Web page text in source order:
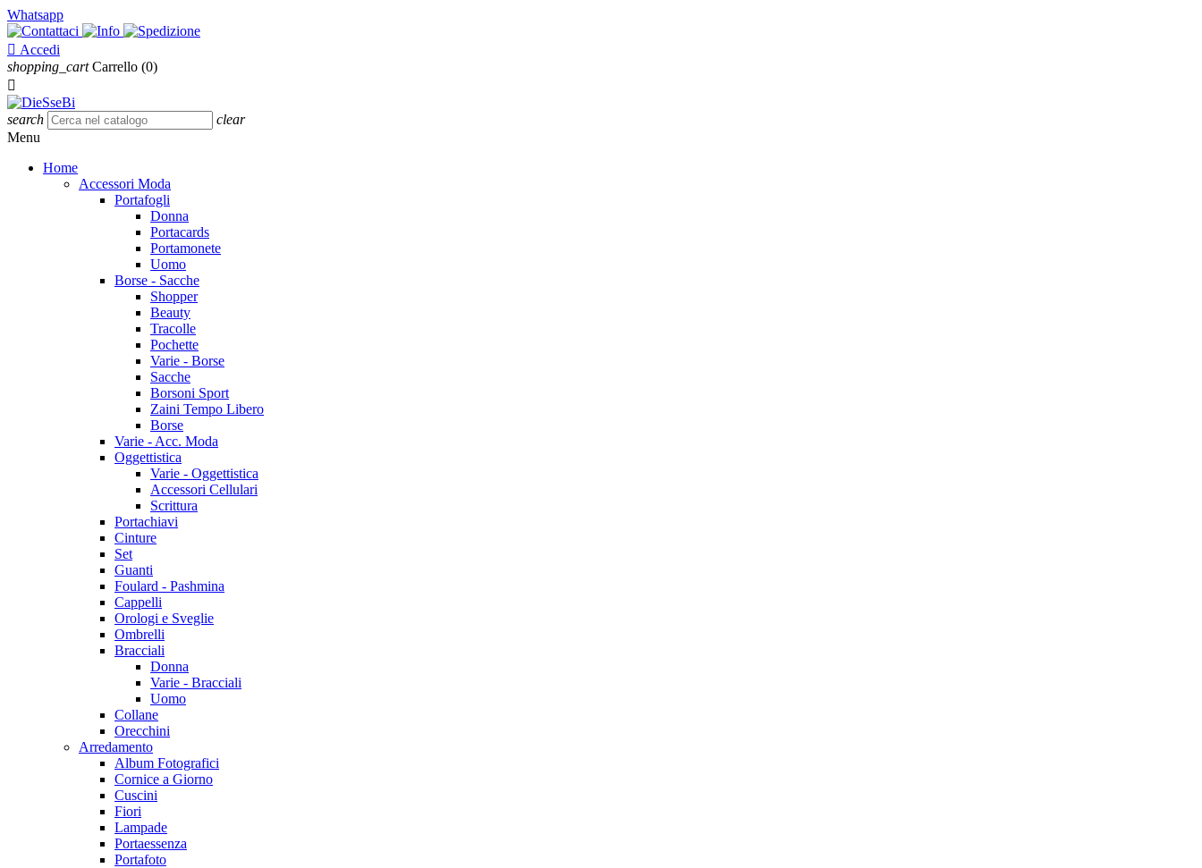
Whatsapp
 Accedi
shopping_cart Carrello (0)

search
clear
Menu
Home
Accessori Moda
Portafogli
Donna
Portacards
Portamonete
Uomo
Borse - Sacche
Shopper
Beauty
Tracolle
Pochette
Varie - Borse
Sacche
Borsoni Sport
Zaini Tempo Libero
Borse
Varie - Acc. Moda
Oggettistica
Varie - Oggettistica
Accessori Cellulari
Scrittura
Portachiavi
Cinture
Set
Guanti
Foulard - Pashmina
Cappelli
Orologi e Sveglie
Ombrelli
Bracciali
Donna
Varie - Bracciali
Uomo
Collane
Orecchini
Arredamento
Album Fotografici
Cornice a Giorno
Cuscini
Fiori
Lampade
Portaessenza
Portafoto